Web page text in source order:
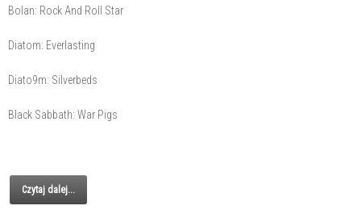
Bolan: Rock And Roll Star
Diatom: Everlasting
Diato9m: Silverbeds
Black Sabbath: War Pigs
Czytaj dalej...